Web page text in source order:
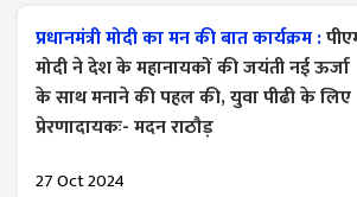
प्रधानमंत्री मोदी का मन की बात कार्यक्रम :
मोदी ने देश के महानायकों की जयंती नई ऊर्जा
के साथ मनाने की पहल की, युवा पीढी के लिए
प्रेरणादायकः- मदन राठौड़
27 Oct 2024